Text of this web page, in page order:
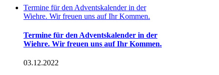
Termine für den Adventskalender in der
Wiehre. Wir freuen uns auf Ihr Kommen.
Termine für den Adventskalender in der
Wiehre. Wir freuen uns auf Ihr Kommen.
03.12.2022